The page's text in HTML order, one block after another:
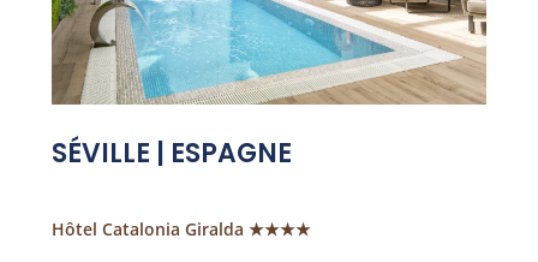
SÉVILLE | ESPAGNE
Hôtel Catalonia Giralda ★★★★